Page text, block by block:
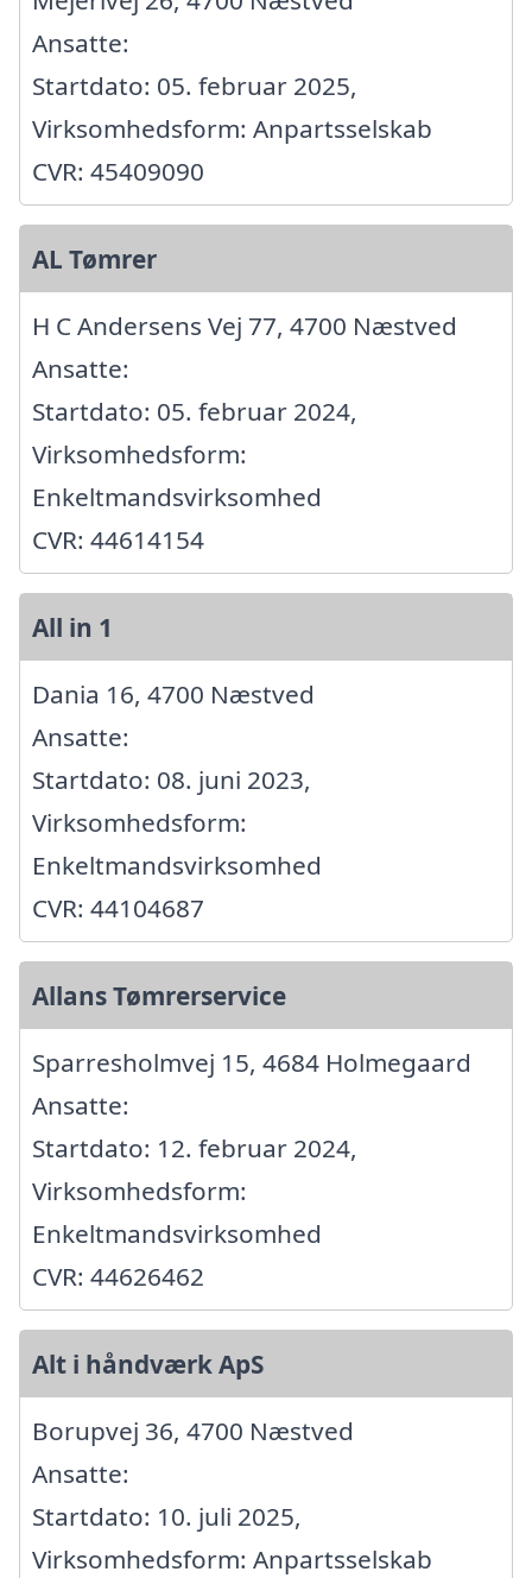
Ansatte:
Startdato: 05. februar 2025,
Virksomhedsform: Anpartsselskab
CVR: 45409090
AL Tømrer
H C Andersens Vej 77, 4700 Næstved
Ansatte:
Startdato: 05. februar 2024,
Virksomhedsform:
Enkeltmandsvirksomhed
CVR: 44614154
All in 1
Dania 16, 4700 Næstved
Ansatte:
Startdato: 08. juni 2023,
Virksomhedsform:
Enkeltmandsvirksomhed
CVR: 44104687
Allans Tømrerservice
Sparresholmvej 15, 4684 Holmegaard
Ansatte:
Startdato: 12. februar 2024,
Virksomhedsform:
Enkeltmandsvirksomhed
CVR: 44626462
Alt i håndværk ApS
Borupvej 36, 4700 Næstved
Ansatte:
Startdato: 10. juli 2025,
Virksomhedsform: Anpartsselskab